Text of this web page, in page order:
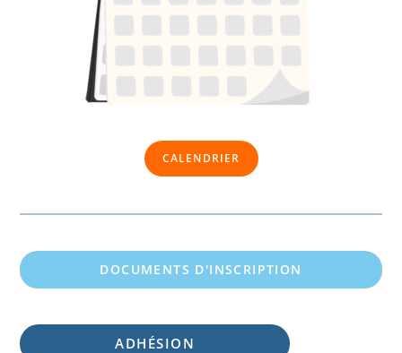
CALENDRIER
DOCUMENTS D'INSCRIPTION
ADHÉSION